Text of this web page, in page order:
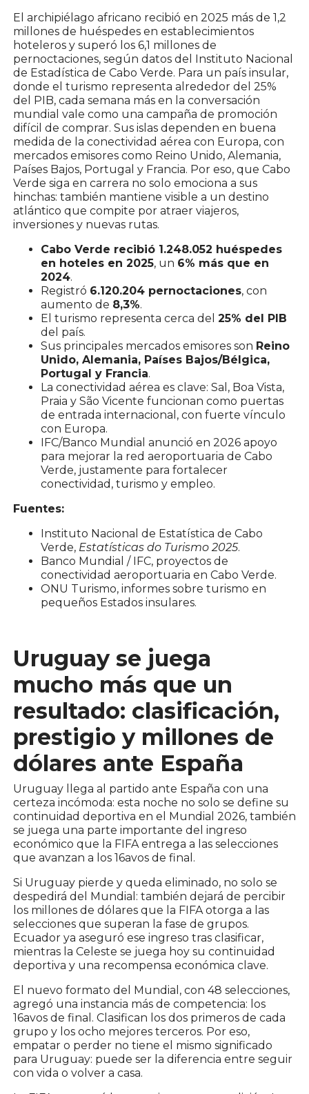
El archipiélago africano recibió en 2025 más de 1,2
millones de huéspedes en establecimientos
hoteleros y superó los 6,1 millones de
pernoctaciones, según datos del Instituto Nacional
de Estadística de Cabo Verde. Para un país insular,
donde el turismo representa alrededor del 25%
del PIB, cada semana más en la conversación
mundial vale como una campaña de promoción
difícil de comprar. Sus islas dependen en buena
medida de la conectividad aérea con Europa, con
mercados emisores como Reino Unido, Alemania,
Países Bajos, Portugal y Francia. Por eso, que Cabo
Verde siga en carrera no solo emociona a sus
hinchas: también mantiene visible a un destino
atlántico que compite por atraer viajeros,
inversiones y nuevas rutas.
Cabo Verde recibió 1.248.052 huéspedes
en hoteles en 2025, un 6% más que en
2024.
Registró 6.120.204 pernoctaciones, con
aumento de 8,3%.
El turismo representa cerca del 25% del PIB
del país.
Sus principales mercados emisores son Reino
Unido, Alemania, Países Bajos/Bélgica,
Portugal y Francia.
La conectividad aérea es clave: Sal, Boa Vista,
Praia y São Vicente funcionan como puertas
de entrada internacional, con fuerte vínculo
con Europa.
IFC/Banco Mundial anunció en 2026 apoyo
para mejorar la red aeroportuaria de Cabo
Verde, justamente para fortalecer
conectividad, turismo y empleo.
Fuentes:
Instituto Nacional de Estatística de Cabo
Verde, Estatísticas do Turismo 2025.
Banco Mundial / IFC, proyectos de
conectividad aeroportuaria en Cabo Verde.
ONU Turismo, informes sobre turismo en
pequeños Estados insulares.
Uruguay se juega
mucho más que un
resultado: clasificación,
prestigio y millones de
dólares ante España
Uruguay llega al partido ante España con una
certeza incómoda: esta noche no solo se define su
continuidad deportiva en el Mundial 2026, también
se juega una parte importante del ingreso
económico que la FIFA entrega a las selecciones
que avanzan a los 16avos de final.
Si Uruguay pierde y queda eliminado, no solo se
despedirá del Mundial: también dejará de percibir
los millones de dólares que la FIFA otorga a las
selecciones que superan la fase de grupos.
Ecuador ya aseguró ese ingreso tras clasificar,
mientras la Celeste se juega hoy su continuidad
deportiva y una recompensa económica clave.
El nuevo formato del Mundial, con 48 selecciones,
agregó una instancia más de competencia: los
16avos de final. Clasifican los dos primeros de cada
grupo y los ocho mejores terceros. Por eso,
empatar o perder no tiene el mismo significado
para Uruguay: puede ser la diferencia entre seguir
con vida o volver a casa.